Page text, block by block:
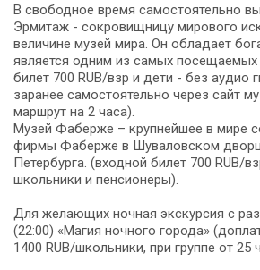
В свободное время самостоятельно
Эрмитаж - сокровищницу мирового
величине музей мира. Он обладает
является одним из самых посещаемых
билет 700 RUB/взр и дети - без аудио
заранее самостоятельно через сайт
маршрут на 2 часа).
Музей Фаберже – крупнейшее в мире
фирмы Фаберже в Шуваловском
Петербурга. (входной билет 700 RUB/
школьники и пенсионеры).
Для желающих ночная экскурсия с
(22:00) «Магия ночного города»
1400 RUB/школьники, при группе от 25